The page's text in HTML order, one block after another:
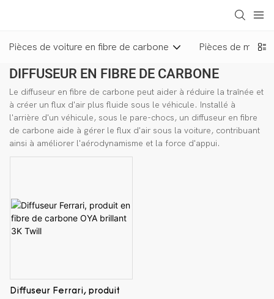
Pièces de voiture en fibre de carbone Pièces de moto
DIFFUSEUR EN FIBRE DE CARBONE
Le diffuseur en fibre de carbone peut aider à réduire la traînée et
à créer un flux d'air plus fluide sous le véhicule. Installé à
l'arrière d'un véhicule, sous le pare-chocs, un diffuseur en fibre
de carbone aide à gérer le flux d'air sous la voiture, contribuant
ainsi à améliorer l'aérodynamisme et la force d'appui.
Diffuseur Ferrari, produit